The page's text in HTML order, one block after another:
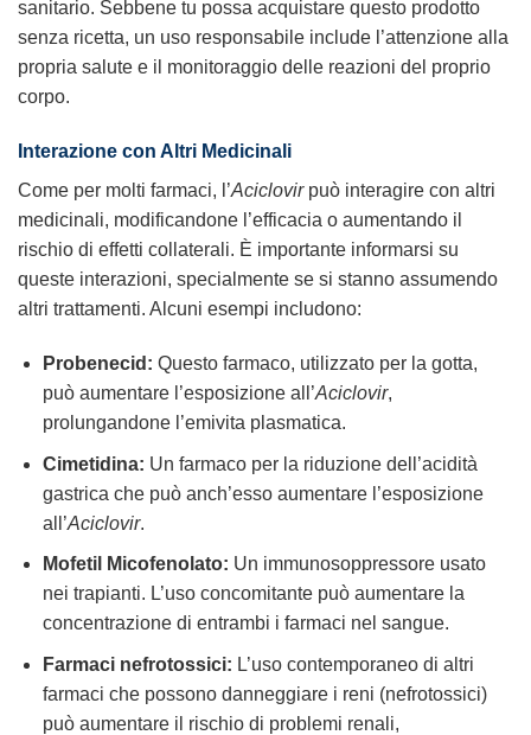
sanitario. Sebbene tu possa acquistare questo prodotto
senza ricetta, un uso responsabile include l’attenzione alla
propria salute e il monitoraggio delle reazioni del proprio
corpo.
Interazione con Altri Medicinali
Come per molti farmaci, l’Aciclovirpuò interagire con altri
medicinali, modificandone l’efficacia o aumentando il
rischio di effetti collaterali. È importante informarsi su
queste interazioni, specialmente se si stanno assumendo
altri trattamenti. Alcuni esempi includono:
Probenecid: Questo farmaco, utilizzato per la gotta,
può aumentare l’esposizione all’Aciclovir,
prolungandone l’emivita plasmatica.
Cimetidina: Un farmaco per la riduzione dell’acidità
gastrica che può anch’esso aumentare l’esposizione
all’Aciclovir.
Mofetil Micofenolato: Un immunosoppressore usato
nei trapianti. L’uso concomitante può aumentare la
concentrazione di entrambi i farmaci nel sangue.
Farmaci nefrotossici: L’uso contemporaneo di altri
farmaci che possono danneggiare i reni (nefrotossici)
può aumentare il rischio di problemi renali,